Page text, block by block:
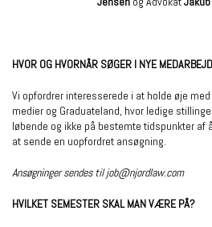
HVOR OG HVORNÅR SØGER I NYE
Vi opfordrer interesserede i at holde øje
medier og Graduateland, hvor ledige
løbende og ikke på bestemte tidspunkter af
at sende en uopfordret ansøgning.
Ansøgninger sendes tiljob@njordlaw.com
HVILKET SEMESTER SKAL MAN VÆRE PÅ?